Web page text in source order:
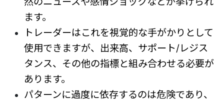
ます。
トレーダーはこれを視覚的な手がかりとして
使用できますが、出来高、サポート/レジス
タンス、その他の指標と組み合わせる必要が
あります。
パターンに過度に依存するのは危険であり、